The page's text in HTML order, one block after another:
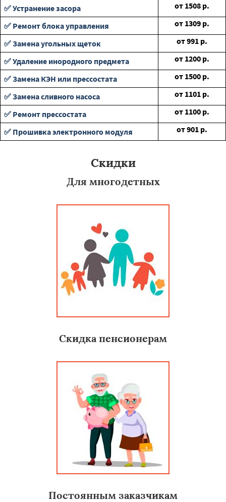
✅ Устранение засора от 1508 р.
✅ Ремонт блока управления
от 1309 р.
✅ Замена угольных щеток
от991 р.
✅ Удаление инородного предмета
от 1200 р.
✅ Замена КЭН или прессостата
от 1500 р.
✅ Замена сливного насоса
от 1101 р.
✅ Ремонт прессостата
от 1100 р.
✅ Прошивка электронного модуля
от901 р.
Скидки
Для многодетных
Скидка пенсионерам
Постоянным заказчикам